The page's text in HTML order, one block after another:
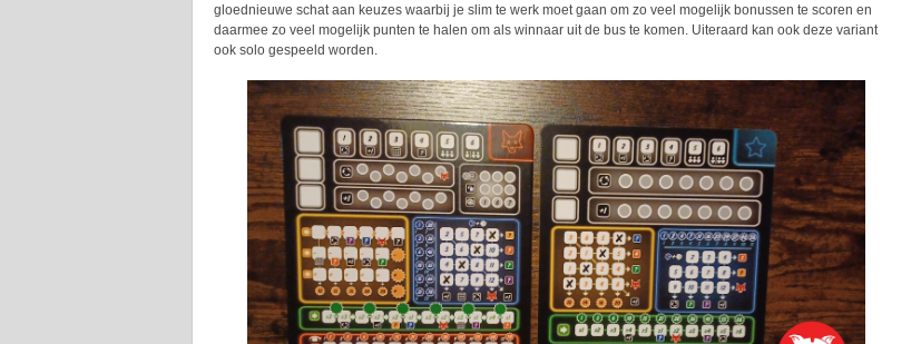
gloednieuwe schat aan keuzes waarbij je slim te werk moet gaan om zo veel mogelijk bonussen te scoren en
daarmee zo veel mogelijk punten te halen om als winnaar uit de bus te komen. Uiteraard kan ook deze variant
ook solo gespeeld worden.